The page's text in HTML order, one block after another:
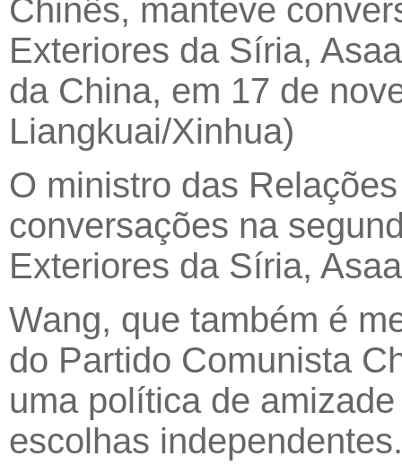
Chinês, manteve
Exteriores da Síria,
da China, em 17 de
Liangkuai/Xinhua)
O ministro das
conversações na
Exteriores da Síria,
Wang, que também é
do Partido Comunista
uma política de
escolhas independentes.